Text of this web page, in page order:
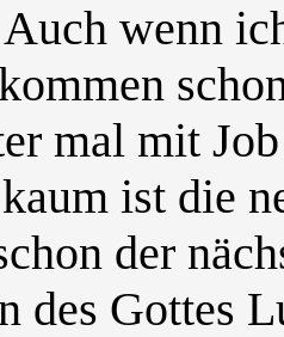
wenn
mal mit
ist die
der
des Gottes